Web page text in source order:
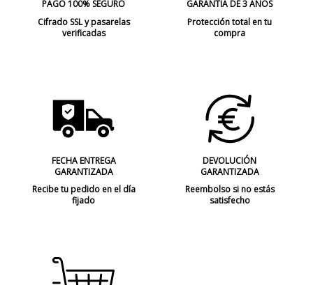
PAGO 100% SEGURO
Cifrado SSL y pasarelas
verificadas
GARANTIA DE 3 AÑOS
Protección total en tu
compra
FECHA ENTREGA
GARANTIZADA
Recibe tu pedido en el día
fijado
DEVOLUCIÓN
GARANTIZADA
Reembolso si no estás
satisfecho